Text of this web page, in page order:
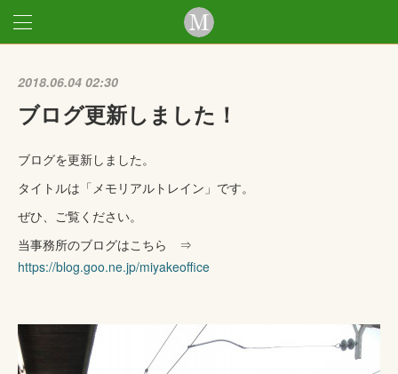
2018.06.04 02:30
ブログ更新しました！
ブログを更新しました。
タイトルは「メモリアルトレイン」です。
ぜひ、ご覧ください。
当事務所のブログはこちら ⇒
https://blog.goo.ne.jp/miyakeoffice